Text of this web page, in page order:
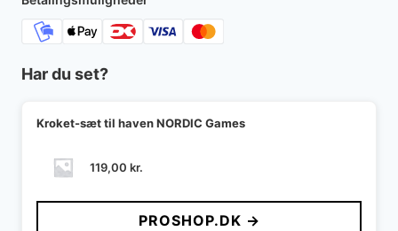
Har du set?
Kroket-sæt til haven NORDIC Games
119,00 kr.
PROSHOP.DK →